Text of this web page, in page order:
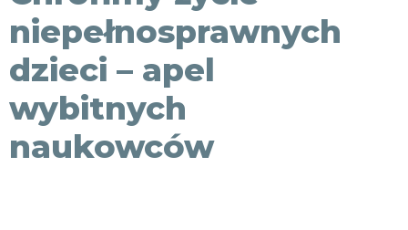
niepełnosprawnych
dzieci – apel
wybitnych
naukowców